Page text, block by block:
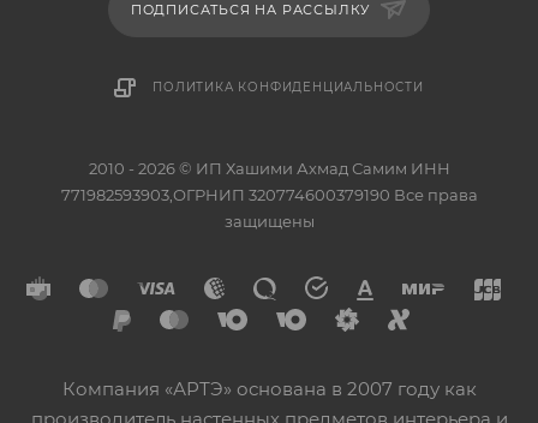
ПОДПИСАТЬСЯ НА РАССЫЛКУ
ПОЛИТИКА КОНФИДЕНЦИАЛЬНОСТИ
2010 - 2026 © ИП Хашими Ахмад Самим ИНН
771982593903,ОГРНИП 320774600379190 Все права
защищены
Компания «АРТЭ» основана в 2007 году как